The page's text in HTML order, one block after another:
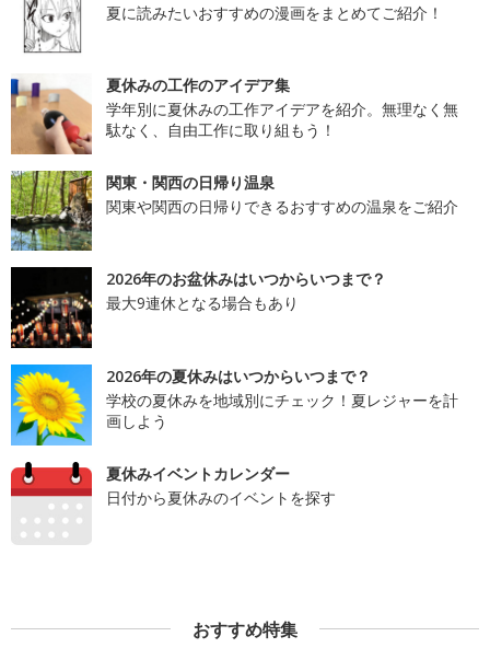
夏に読みたいおすすめの漫画をまとめてご紹介！
夏休みの工作のアイデア集
学年別に夏休みの工作アイデアを紹介。無理なく無
駄なく、自由工作に取り組もう！
関東・関西の日帰り温泉
関東や関西の日帰りできるおすすめの温泉をご紹介
2026年のお盆休みはいつからいつまで？
最大9連休となる場合もあり
2026年の夏休みはいつからいつまで？
学校の夏休みを地域別にチェック！夏レジャーを計
画しよう
夏休みイベントカレンダー
日付から夏休みのイベントを探す
おすすめ特集